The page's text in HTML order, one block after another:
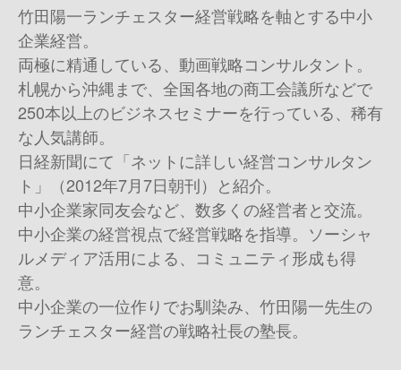
竹田陽一ランチェスター経営戦略を軸とする中小
企業経営。
両極に精通している、動画戦略コンサルタント。
札幌から沖縄まで、全国各地の商工会議所などで
250本以上のビジネスセミナーを行っている、稀有
な人気講師。
日経新聞にて「ネットに詳しい経営コンサルタン
ト」（2012年7月7日朝刊）と紹介。
中小企業家同友会など、数多くの経営者と交流。
中小企業の経営視点で経営戦略を指導。ソーシャ
ルメディア活用による、コミュニティ形成も得
意。
中小企業の一位作りでお馴染み、竹田陽一先生の
ランチェスター経営の戦略社長の塾長。